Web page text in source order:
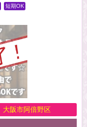
短期OK
大阪市阿倍野区